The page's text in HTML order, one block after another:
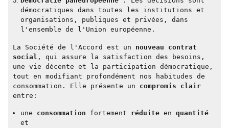
démocratiques dans toutes les institutions et
organisations, publiques et privées, dans
l'ensemble de l'Union européenne.
La Société de l'Accord est un nouveau contrat
social , qui assure la satisfaction des besoins,
une vie décente et la participation démocratique,
tout en modifiant profondément nos habitudes de
consommation. Elle présente un compromis clair
entre:
une consommation fortement réduite en quantité
et